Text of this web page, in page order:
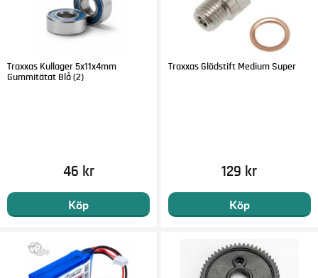
Traxxas Kullager 5x11x4mm
Gummitätat Blå (2)
46 kr
Köp
Traxxas Glödstift Medium Super
129 kr
Köp